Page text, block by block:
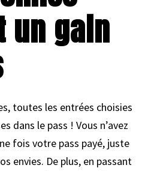
un gain
toutes les entrées choisies
dans le pass ! Vous n’avez
fois votre pass payé, juste
envies. De plus, en passant